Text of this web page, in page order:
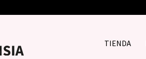
TIENDA